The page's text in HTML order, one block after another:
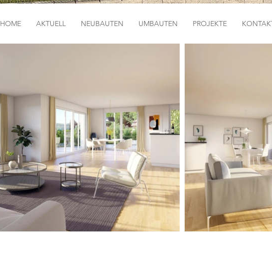
HOME AKTUELL NEUBAUTEN UMBAUTEN PROJEKTE